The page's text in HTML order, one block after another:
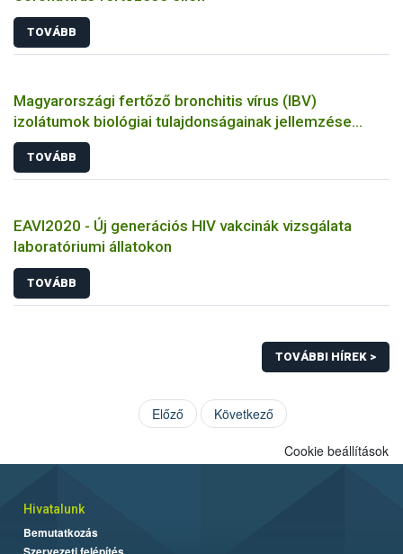
TOVÁBB
Magyarországi fertőző bronchitis vírus (IBV)
izolátumok biológiai tulajdonságainak jellemzése
állatkísérletes és molekuláris biológiai eszközökkel
TOVÁBB
EAVI2020 - Új generációs HIV vakcinák vizsgálata
laboratóriumi állatokon
TOVÁBB
TOVÁBBI HÍREK >
Előző Következő
Cookie beállítások
Hivatalunk
Bemutatkozás